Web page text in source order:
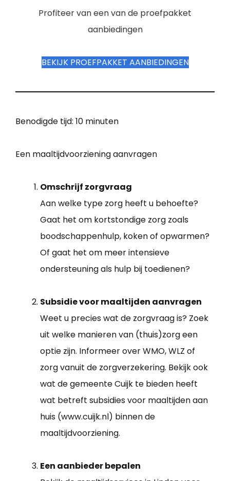
Profiteer van een van de proefpakket
aanbiedingen
BEKIJK PROEFPAKKET AANBIEDINGEN
Benodigde tijd: 10 minuten
Een maaltijdvoorziening aanvragen
Omschrijf zorgvraag
Aan welke type zorg heeft u behoefte?
Gaat het om kortstondige zorg zoals
boodschappenhulp, koken of opwarmen?
Of gaat het om meer intensieve
ondersteuning als hulp bij toedienen?
Subsidie voor maaltijden aanvragen
Weet u precies wat de zorgvraag is? Zoek
uit welke manieren van (thuis)zorg een
optie zijn. Informeer over WMO, WLZ of
zorg vanuit de zorgverzekering. Bekijk ook
wat de gemeente Cuijk te bieden heeft
wat betreft subsidies voor maaltijden aan
huis (www.cuijk.nl) binnen de
maaltijdvoorziening.
Een aanbieder bepalen